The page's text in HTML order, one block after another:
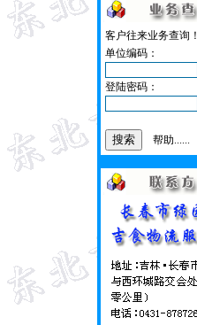
客户往来业务查询！
单位编码：
登陆密码：
帮助......